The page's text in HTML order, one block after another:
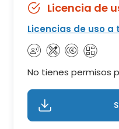
Licencia de
Licencias de uso a
No tienes permisos